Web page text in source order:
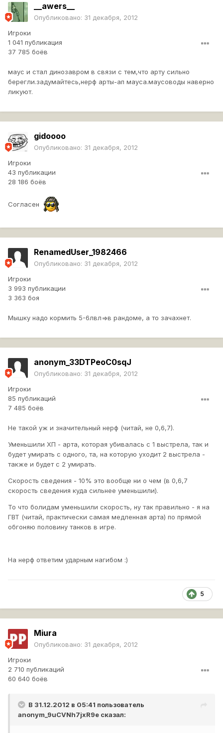
__awers__
Опубликовано: 31 декабря, 2012
Игроки
1 041 публикация
37 785 боёв
маус и стал динозавром в связи с тем,что арту сильно
берегли.задумайтесь,нерф арты-ап мауса.маусоводы наверно
ликуют.
gidoooo
Опубликовано: 31 декабря, 2012
Игроки
43 публикации
28 186 боёв
Согласен
RenamedUser_1982466
Опубликовано: 31 декабря, 2012
Игроки
3 993 публикации
3 363 боя
Мышку надо кормить 5-6лвл=>в рандоме, а то зачахнет.
anonym_33DTPeoC0sqJ
Опубликовано: 31 декабря, 2012
Игроки
85 публикаций
7 485 боёв
Не такой уж и значительный нерф (читай, не 0,6,7).
Уменьшили ХП - арта, которая убивалась с 1 выстрела, так и
будет умирать с одного, та, на которую уходит 2 выстрела -
также и будет с 2 умирать.
Скорость сведения - 10% это вообще ни о чем (в 0,6,7
скорость сведения куда сильнее уменьшили).
То что болидам уменьшили скорость, ну так правильно - я на
ГВТ (читай, практически самая медленная арта) по прямой
обгоняю половину танков в игре.
На нерф ответим ударным нагибом :)
5
Miura
Опубликовано: 31 декабря, 2012
Игроки
2 710 публикаций
60 640 боёв
В 31.12.2012 в 05:41 пользователь
anonym_9uCVNh7jxR9e сказал: